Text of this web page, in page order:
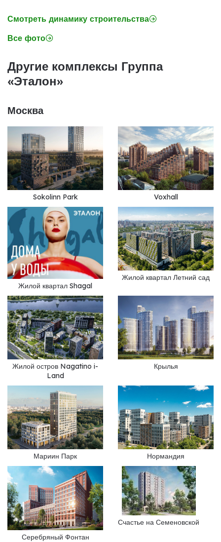
Смотреть динамику строительства
Все фото
Другие комплексы Группа
«Эталон»
Москва
Sokolinn Park Voxhall
Жилой квартал Shagal
Жилой квартал Летний сад
Жилой остров Nagatino i-
Land
Крылья
Мариин Парк Нормандия
Серебряный Фонтан
Счастье на Семеновской